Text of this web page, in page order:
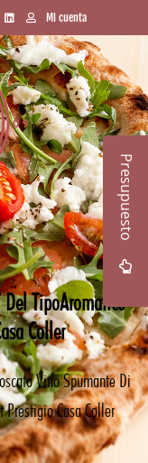
Mi cuenta
TipoAromatico
Coller
Vino Spumante Di
Casa Coller
Presupuesto